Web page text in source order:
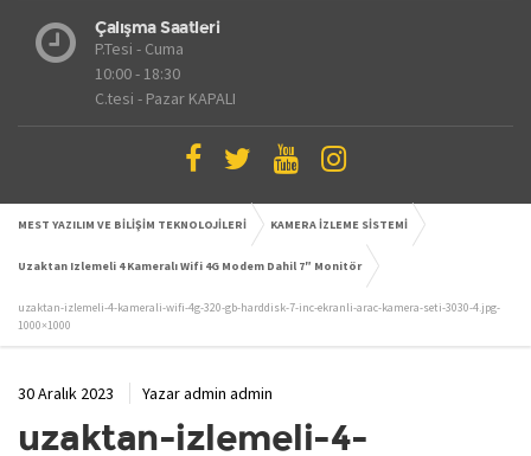
Çalışma Saatleri
P.Tesi - Cuma
10:00 - 18:30
C.tesi - Pazar KAPALI
MEST YAZILIM VE BİLİŞİM TEKNOLOJİLERİ KAMERA İZLEME SİSTEMİ
Uzaktan Izlemeli 4 Kameralı Wifi 4G Modem Dahil 7″ Monitör
uzaktan-izlemeli-4-kamerali-wifi-4g-320-gb-harddisk-7-inc-ekranli-arac-kamera-seti-3030-4.jpg-
1000×1000
30 Aralık 2023 Yazaradmin admin
uzaktan-izlemeli-4-